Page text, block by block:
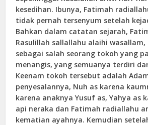
kesedihan. Ibunya, Fatimah
tidak pernah tersenyum setelah
Bahkan dalam catatan sejarah,
Rasulillah sallallahu alaihi
sebagai salah seorang tokoh yang
menangis, yang semuanya terdiri
Keenam tokoh tersebut adalah
penyesalannya, Nuh as karena
karena anaknya Yusuf as, Yahya as
api neraka dan Fatimah radiallahu
kematian ayahnya. Kemudian